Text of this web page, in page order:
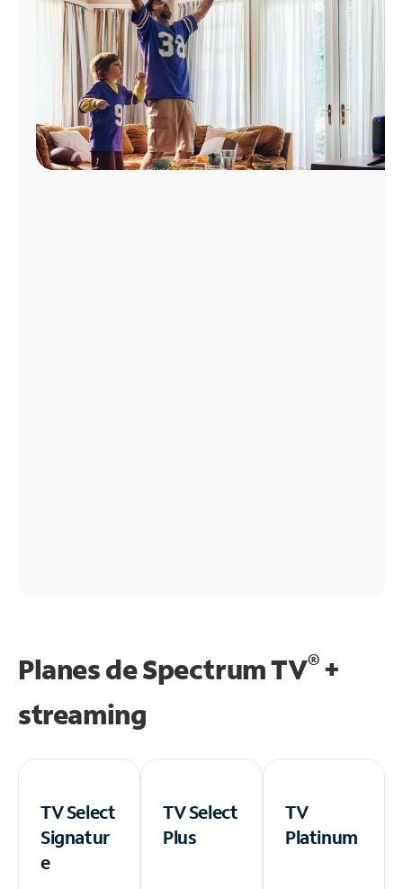
Planes de Spectrum TV®+
streaming
TV Select
Signatur
e
TV Select
Plus
TV
Platinum